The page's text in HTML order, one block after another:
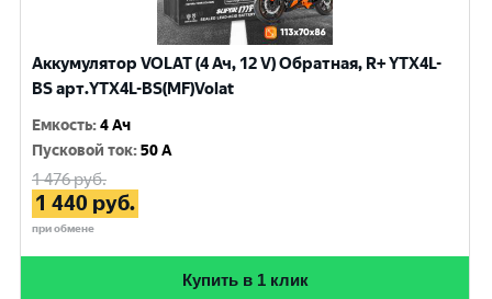
Аккумулятор VOLAT (4 Ач, 12 V) Обратная, R+ YTX4L-
BS арт.YTX4L-BS(MF)Volat
Емкость:4 Ач
Пусковой ток:50 A
1 476руб.
1 440 руб.
при обмене
Купить в 1 клик